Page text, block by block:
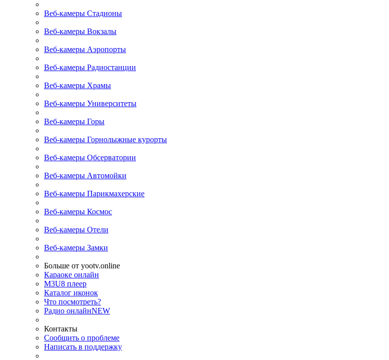
Веб-камеры Стадионы
Веб-камеры Вокзалы
Веб-камеры Аэропорты
Веб-камеры Радиостанции
Веб-камеры Храмы
Веб-камеры Университеты
Веб-камеры Горы
Веб-камеры Горнолыжные курорты
Веб-камеры Обсерватории
Веб-камеры Автомойки
Веб-камеры Парикмахерские
Веб-камеры Космос
Веб-камеры Отели
Веб-камеры Замки
Больше от yootv.online
Караоке онлайн
M3U8 плеер
Каталог иконок
Что посмотреть?
Радио онлайнNEW
Контакты
Сообщить о проблеме
Написать в поддержку